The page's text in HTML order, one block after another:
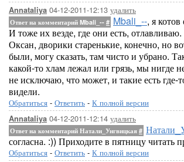
Annataliya 04-12-2011-12:13 удалить
Ответ на комментарий Mbali_-- # Mbali_--, я
И тоже их везде, где они есть, отлавливаю.
Оксан, дворики старенькие, конечно, но
были, могу сказать, там чисто и убрано.
какой-то хлам лежал или грязь, мы нигде
не исключаю, что может, и такие есть где-
видели.
Обратиться - Ответить - К полной версии
Annataliya 04-12-2011-12:14 удалить
Ответ на комментарий Натали_Унгвицкая #
согласна. :)) Приходите в пятницу читать
Обратиться - Ответить - К полной версии